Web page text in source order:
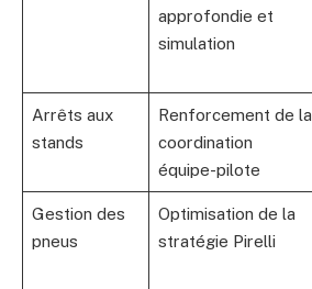
approfondie et
simulation
Arrêts aux
stands
Renforcement de la
coordination
équipe-pilote
Gestion des
pneus
Optimisation de la
stratégie Pirelli